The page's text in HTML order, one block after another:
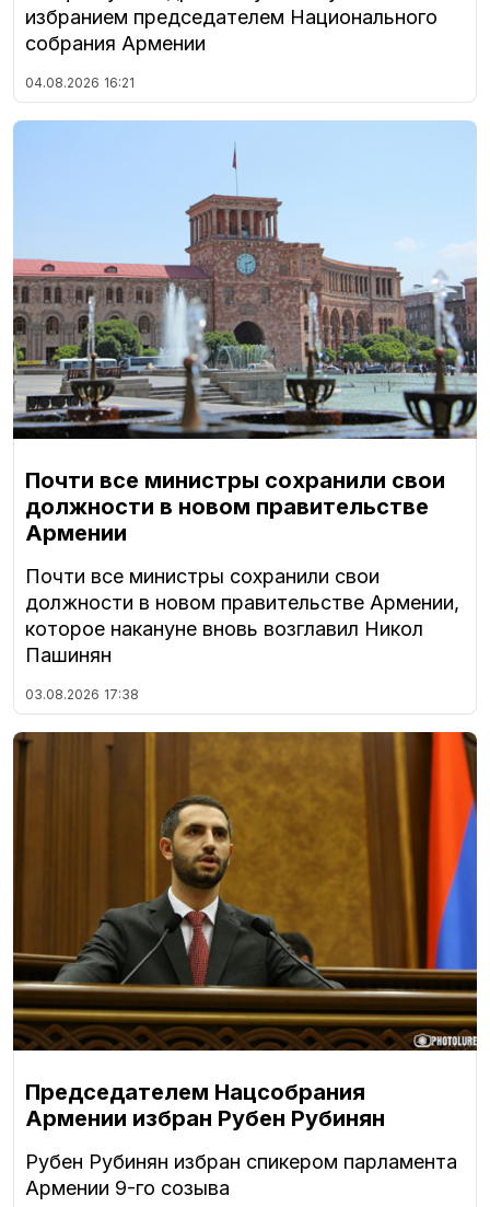
избранием председателем Национального
собрания Армении
04.08.2026 16:21
Почти все министры сохранили свои
должности в новом правительстве
Армении
Почти все министры сохранили свои
должности в новом правительстве Армении,
которое накануне вновь возглавил Никол
Пашинян
03.08.2026 17:38
Председателем Нацсобрания
Армении избран Рубен Рубинян
Рубен Рубинян избран спикером парламента
Армении 9-го созыва